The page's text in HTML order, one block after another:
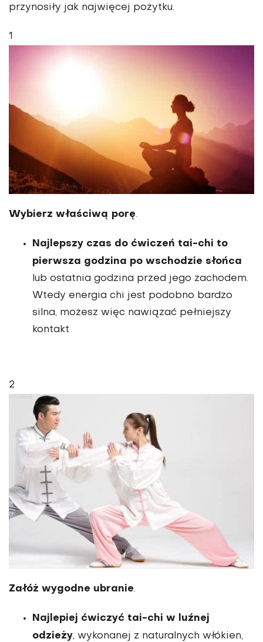
przynosiły jak najwięcej pożytku.
1
Wybierz właściwą porę.
Najlepszy czas do ćwiczeń tai-chi to
pierwsza godzina po wschodzie słońca
lub ostatnia godzina przed jego zachodem.
Wtedy energia chi jest podobno bardzo
silna, możesz więc nawiązać pełniejszy
kontakt
2
Załóż wygodne ubranie.
Najlepiej ćwiczyć tai-chi w luźnej
odzieży, wykonanej z naturalnych włókien,